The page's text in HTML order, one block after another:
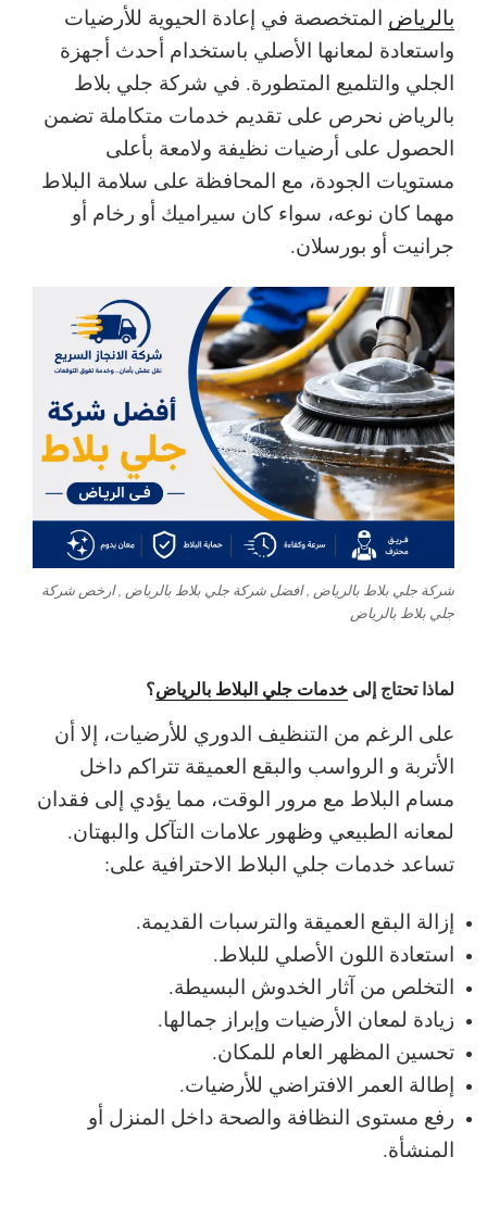
بالرياض المتخصصة في إعادة الحيوية للأرضيات
واستعادة لمعانها الأصلي باستخدام أحدث أجهزة
الجلي والتلميع المتطورة. في شركة جلي بلاط
بالرياض نحرص على تقديم خدمات متكاملة تضمن
الحصول على أرضيات نظيفة ولامعة بأعلى
مستويات الجودة، مع المحافظة على سلامة البلاط
مهما كان نوعه، سواء كان سيراميك أو رخام أو
جرانيت أو بورسلان.
شركة جلي بلاط بالرياض , افضل شركة جلي بلاط بالرياض , ارخص شركة
جلي بلاط بالرياض
لماذا تحتاج إلى خدمات جلي البلاط بالرياض؟
على الرغم من التنظيف الدوري للأرضيات، إلا أن
الأتربة و الرواسب والبقع العميقة تتراكم داخل
مسام البلاط مع مرور الوقت، مما يؤدي إلى فقدان
لمعانه الطبيعي وظهور علامات التآكل والبهتان.
تساعد خدمات جلي البلاط الاحترافية على:
إزالة البقع العميقة والترسبات القديمة.
استعادة اللون الأصلي للبلاط.
التخلص من آثار الخدوش البسيطة.
زيادة لمعان الأرضيات وإبراز جمالها.
تحسين المظهر العام للمكان.
إطالة العمر الافتراضي للأرضيات.
رفع مستوى النظافة والصحة داخل المنزل أو
المنشأة.